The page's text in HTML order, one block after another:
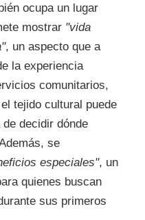
ocupa un lugar
mostrar "vida
, un aspecto que a
la experiencia
comunitarios,
tejido cultural puede
decidir dónde
se
especiales", un
quienes buscan
sus primeros